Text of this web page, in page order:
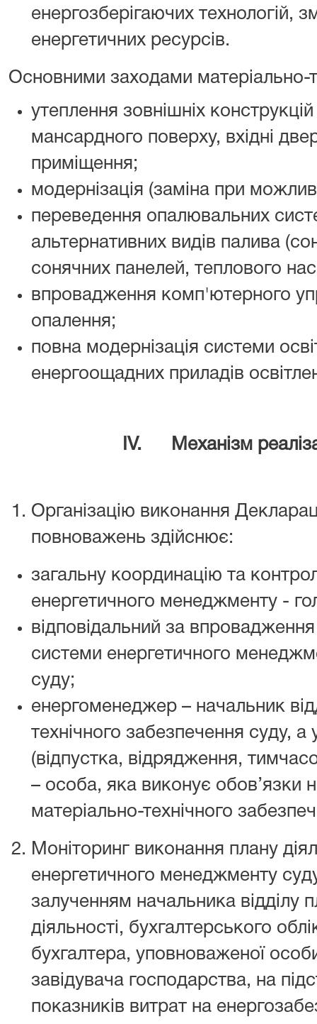
енергозберігаючих технологій,
енергетичних ресурсів.
Основними заходами матеріально-
утеплення зовнішніх
мансардного поверху, вхідні
приміщення;
модернізація (заміна при
переведення опалювальних
альтернативних видів палива
сонячних панелей, теплового
впровадження комп'ютерного
опалення;
повна модернізація системи
енергоощадних приладів
V. Механізм
Організацію виконання
повноважень здійснює:
загальну координацію та
енергетичного менеджменту -
відповідальний за
системи енергетичного
суду;
енергоменеджер – начальник
технічного забезпечення суду, а
(відпустка, відрядження,
– особа, яка виконує обов’язки
матеріально-технічного
Моніторинг виконання плану
енергетичного менеджменту
залученням начальника відділу
діяльності, бухгалтерського
бухгалтера, уповноваженої
завідувача господарства, на
показників витрат на